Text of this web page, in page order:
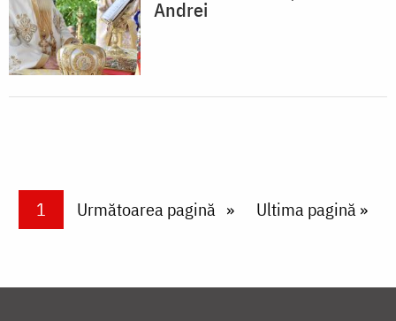
Andrei
PaginareCurrent page
1 Next page
Următoarea pagină Last page
Ultima pagină »